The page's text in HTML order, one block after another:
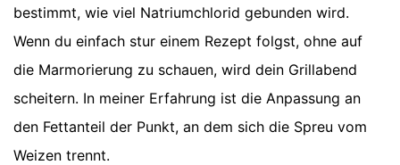
bestimmt, wie viel Natriumchlorid gebunden wird.
Wenn du einfach stur einem Rezept folgst, ohne auf
die Marmorierung zu schauen, wird dein Grillabend
scheitern. In meiner Erfahrung ist die Anpassung an
den Fettanteil der Punkt, an dem sich die Spreu vom
Weizen trennt.